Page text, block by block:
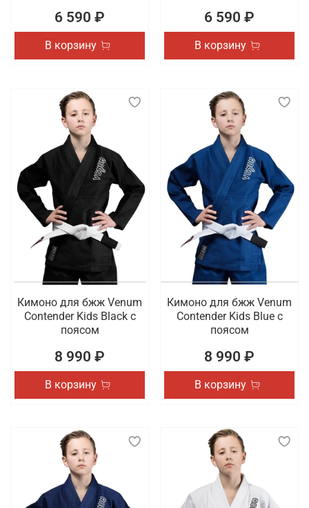
6 590 ₽
В корзину
6 590 ₽
В корзину
Кимоно для бжж Venum
Contender Kids Black с
поясом
8 990 ₽
В корзину
Кимоно для бжж Venum
Contender Kids Blue с
поясом
8 990 ₽
В корзину